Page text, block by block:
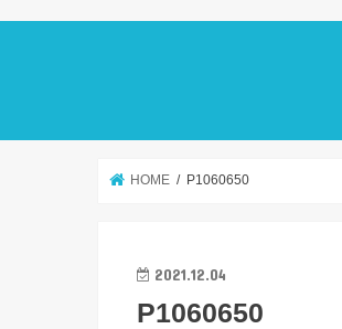
HOME P1060650
2021.12.04
P1060650